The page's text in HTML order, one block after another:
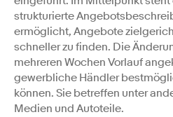
strukturierte
ermöglicht, Angebote
schneller zu finden. Die
mehreren Wochen Vorlauf
gewerbliche Händler
können. Sie betreffen unter
Medien und Autoteile.